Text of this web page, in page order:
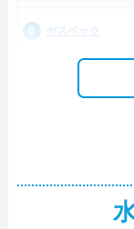
ガスペック